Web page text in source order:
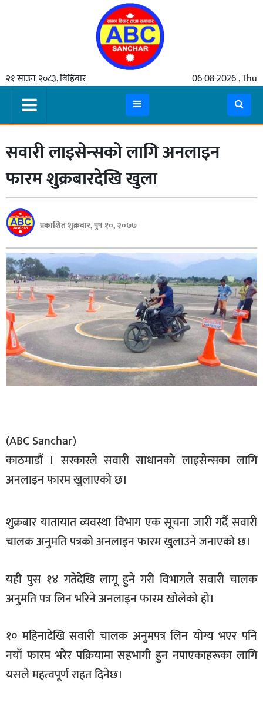
२१ साउन २०८३, बिहिबार 06-08-2026 , Thu
समाचार
मुख्य
समाचार
कुटनीती
अर्थ
रसरङ्ग
यौन/
स्वास्थ्य
भिडियो
बिशेष
भिडियो
पत्रपत्रिका
खेलकुद
बिचार
कुराकानी
साहित्य
सूचना-
सवारी लाइसेन्सको लागि अनलाइन
फारम शुक्रबारदेखि खुला
प्रकाशित शुक्रबार, पुष १०, २०७७
(ABC Sanchar)
काठमाडौं । सरकारले सवारी साधानको लाइसेन्सका लागि
अनलाइन फारम खुलाएको छ।
शुक्रबार यातायात व्यवस्था विभाग एक सूचना जारी गर्दै सवारी
चालक अनुमति पत्रको अनलाइन फारम खुलाउने जनाएको छ।
यही पुस १४ गतेदेखि लागू हुने गरी विभागले सवारी चालक
अनुमति पत्र लिन भरिने अनलाइन फारम खोलेको हो।
१० महिनादेखि सवारी चालक अनुमपत्र लिन योग्य भएर पनि
नयाँ फारम भरेर पक्रियामा सहभागी हुन नपाएकाहरूका लागि
यसले महत्वपूर्ण राहत दिनेछ।